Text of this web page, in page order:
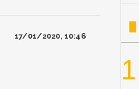
17/01/2020, 10:46
1